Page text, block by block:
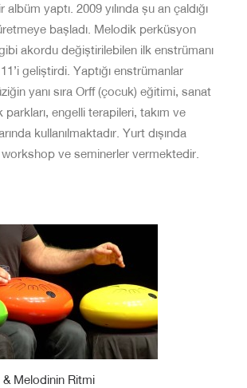
yaptı. 2009 yılında şu an çaldığı
başladı. Melodik perküsyon
akordu değiştirilebilen ilk enstrümanı
geliştirdi. Yaptığı enstrümanlar
yanı sıra Orff (çocuk) eğitimi, sanat
engelli terapileri, takım ve
kullanılmaktadır. Yurt dışında
ve seminerler vermektedir.
Melodinin Ritmi